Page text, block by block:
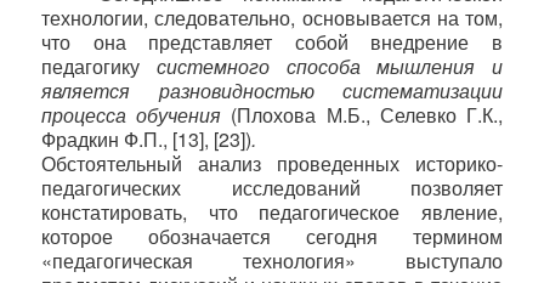
технологии, следовательно, основывается на том,
что она представляет собой внедрение в
педагогику системного способа мышления и
является разновидностью систематизации
процесса обучения (Плохова М.Б., Селевко Г.К.,
Фрадкин Ф.П., [13], [23]).
Обстоятельный анализ проведенных историко-
педагогических исследований позволяет
констатировать, что педагогическое явление,
которое обозначается сегодня термином
«педагогическая технология» выступало